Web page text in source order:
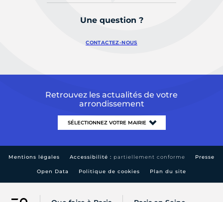
Une question ?
CONTACTEZ-NOUS
Retrouvez les actualités de votre
arrondissement
Mentions légales Accessibilité : partiellement conforme Presse
Open Data Politique de cookies Plan du site